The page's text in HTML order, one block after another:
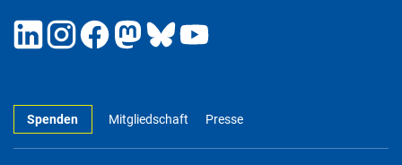
Spenden Mitgliedschaft Presse